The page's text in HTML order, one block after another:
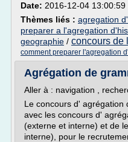
Date: 2016-12-04 13:00:59
Thèmes liés : agregation
preparer a l'agregation
geographie / concours de
comment preparer l'agregation
Agrégation de
Aller à : navigation ,
Le concours d' agrégation
avec les concours d'
(externe et interne) et de
interne), pour le